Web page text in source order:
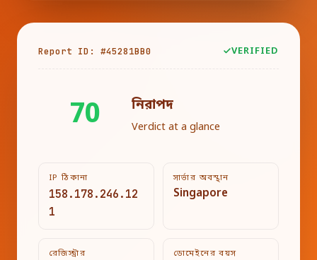
Report ID: #45281BB0 VERIFIED
70 নিরাপদ
Verdict at a glance
IP ঠিকানা
158.178.246.12
1
সার্ভার অবস্থান
Singapore
রেজিস্ট্রার ডোমেইনের বয়স